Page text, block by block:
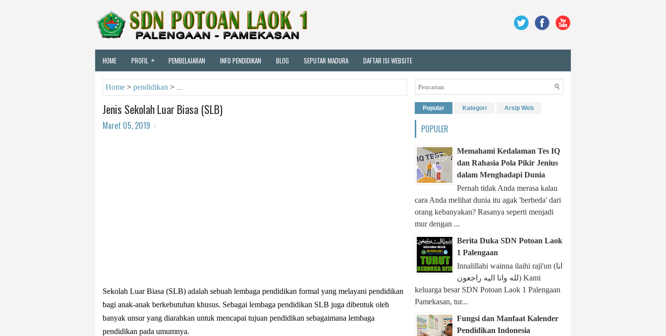
HOME PROFIL » PEMBELAJARAN INFO PENDIDIKAN BLOG SEPUTAR MADURA DAFTAR ISI WEBSITE
Home > pendidikan >
Jenis Sekolah Luar Biasa (SLB)
Maret 05, 2019
Sekolah Luar Biasa (SLB) adalah sebuah lembaga pendidikan formal yang melayani pendidikan
bagi anak-anak berkebutuhan khusus. Sebagai lembaga pendidikan SLB juga dibentuk oleh
banyak unsur yang diarahkan untuk mencapai tujuan pendidikan sebagaimana lembaga
pendidikan pada umumnya.
Popular Kategori Arsip Web
POPULER
Memahami Kedalaman Tes IQ
dan Rahasia Pola Pikir Jenius
dalam Menghadapi Dunia
Pernah tidak Anda merasa kalau
cara Anda melihat dunia itu agak 'berbeda' dari
orang kebanyakan? Rasanya seperti menjadi
mur dengan ...
Berita Duka SDN Potoan Laok
1 Palengaan
Innalillahi wainna ilaihi raji'un (انا
لله وانا اليه راجعون) Kami
keluarga besar SDN Potoan Laok 1 Palengaan
Pamekasan, tur...
Fungsi dan Manfaat Kalender
Pendidikan Indonesia